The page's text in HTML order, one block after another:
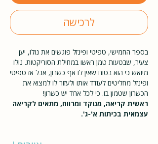
לרכישה
בספר החמישי, טפיטי ופינזל פוגשים את נולו, יען
צעיר, שבטעות טמן ראשו במחילת הסוריקטות. נולו
מיואש כי הוא בטוח שאין לו אף כשרון, אבל אז טפיטי
ופינזל מחליטים לעודד אותו ולעזור לו למצוא את
הכשרון שטמון בו. כי לכל אחד יש כשרון!
ראשית קריאה, מנוקד ומרווח, מתאים לקריאה
עצמאית בכיתות א'-ג'.